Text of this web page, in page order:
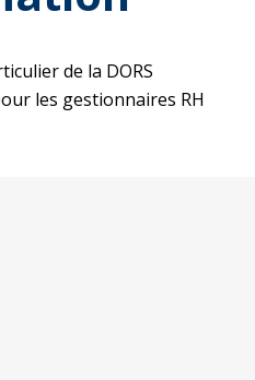
de la DORS
les gestionnaires RH